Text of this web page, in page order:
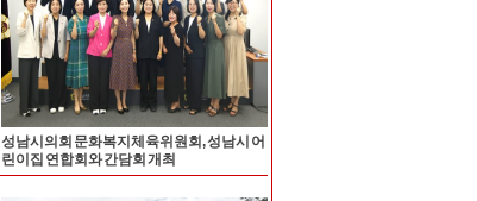
성남시의회 문화복지체육위원회, 성남시 어
린이집 연합회와 간담회 개최